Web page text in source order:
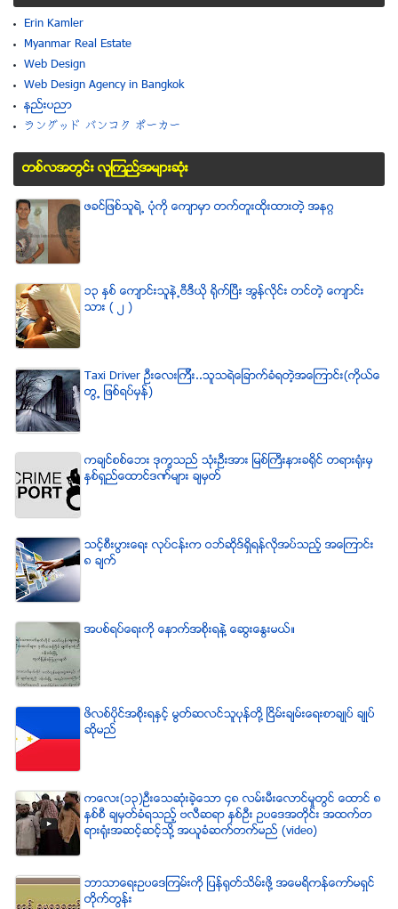
Erin Kamler
Myanmar Real Estate
Web Design
Web Design Agency in Bangkok
နည္းပညာ
ラングッド バンコク ポーカー
တစ္လအတြင္း လူၾကည္႔အမ်ားဆံုး
ဖခင္ျဖစ္သူရဲ႕ ပံုကို ေက်ာမွာ တက္တူးထိုးထားတဲ့ အနဂၢ
၁၃ ႏွစ္ ေက်ာင္းသူနဲ႕ဗီဒီယို ရိုက္ျပီး အြန္လိုင္း တင္တဲ့ ေက်ာင္း
သား ( ၂ )
Taxi Driver ဦးေလးၾကီး..သူသရဲေျခာက္ခံရတဲ့အေၾကာင္း(ကိုယ္ေ
တြ႕ ျဖစ္ရပ္မွန္)
ကခ်င္စစ္ေဘး ဒုကၡသည္ သံုးဦးအား ျမစ္ႀကီးနားခရိုင္ တရားရံုးမွ
ႏွစ္ရွည္ေထာင္ဒဏ္မ်ား ခ်မွတ္
သင့္စီးပြားေရး လုပ္ငန္းက ဝဘ္ဆိုဒ္ရွိရန္လိုအပ္သည့္ အေၾကာင္း
၈ ခ်က္
အပစ္ရပ္ေရးကို ေနာက္အစိုးရနဲ႔ ေဆြးေႏြးမယ္။
ဖိလစ္ပိုင္အစိုးရႏွင့္ မြတ္ဆလင္သူပုန္တို႔ ၿငိမ္းခ်မ္းေရးစာခ်ဳပ္ ခ်ဳပ္
ဆိုမည္
ကေလး(၁၃)ဦးေသဆံုးခဲ့ေသာ ၄၈ လမ္းမီးေလာင္မႈတြင္ ေထာင္ ၈
ႏွစ္စီ ခ်မွတ္ခံရသည့္ ဗလီဆရာ ႏွစ္ဦး ဥပေဒအတိုင္း အထက္တ
ရားရံုးအဆင့္ဆင့္သို႔ အယူခံဆက္တက္မည္ (video)
ဘာသာေရးဥပေဒၾကမ္းကို ျပန္ရုတ္သိမ္းဖို႔ အေမရိကန္ေကာ္မရွင္
တိုက္တြန္း